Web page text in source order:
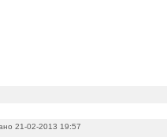
21-02-2013 19:57